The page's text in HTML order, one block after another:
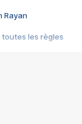
Rayan
toutes les règles